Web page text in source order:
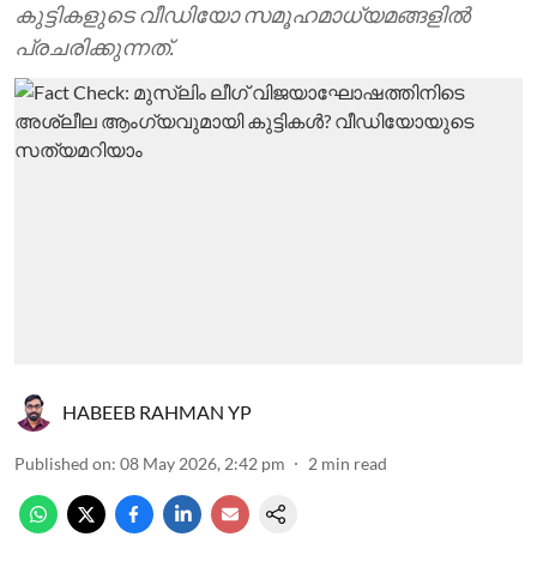
കുട്ടികളുടെ വീഡിയോ സമൂഹമാധ്യമങ്ങളില്‍
പ്രചരിക്കുന്നത്.
HABEEB RAHMAN YP
Published on: 08 May 2026, 2:42 pm 2 min read